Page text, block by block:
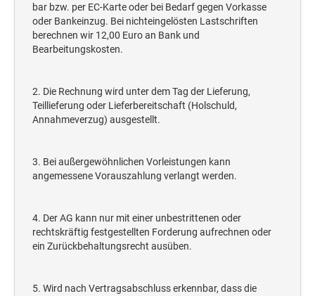
bar bzw. per EC-Karte oder bei Bedarf gegen Vorkasse
oder Bankeinzug. Bei nichteingelösten Lastschriften
berechnen wir 12,00 Euro an Bank und
Bearbeitungskosten.
2. Die Rechnung wird unter dem Tag der Lieferung,
Teillieferung oder Lieferbereitschaft (Holschuld,
Annahmeverzug) ausgestellt.
3. Bei außergewöhnlichen Vorleistungen kann
angemessene Vorauszahlung verlangt werden.
4. Der AG kann nur mit einer unbestrittenen oder
rechtskräftig festgestellten Forderung aufrechnen oder
ein Zurückbehaltungsrecht ausüben.
5. Wird nach Vertragsabschluss erkennbar, dass die